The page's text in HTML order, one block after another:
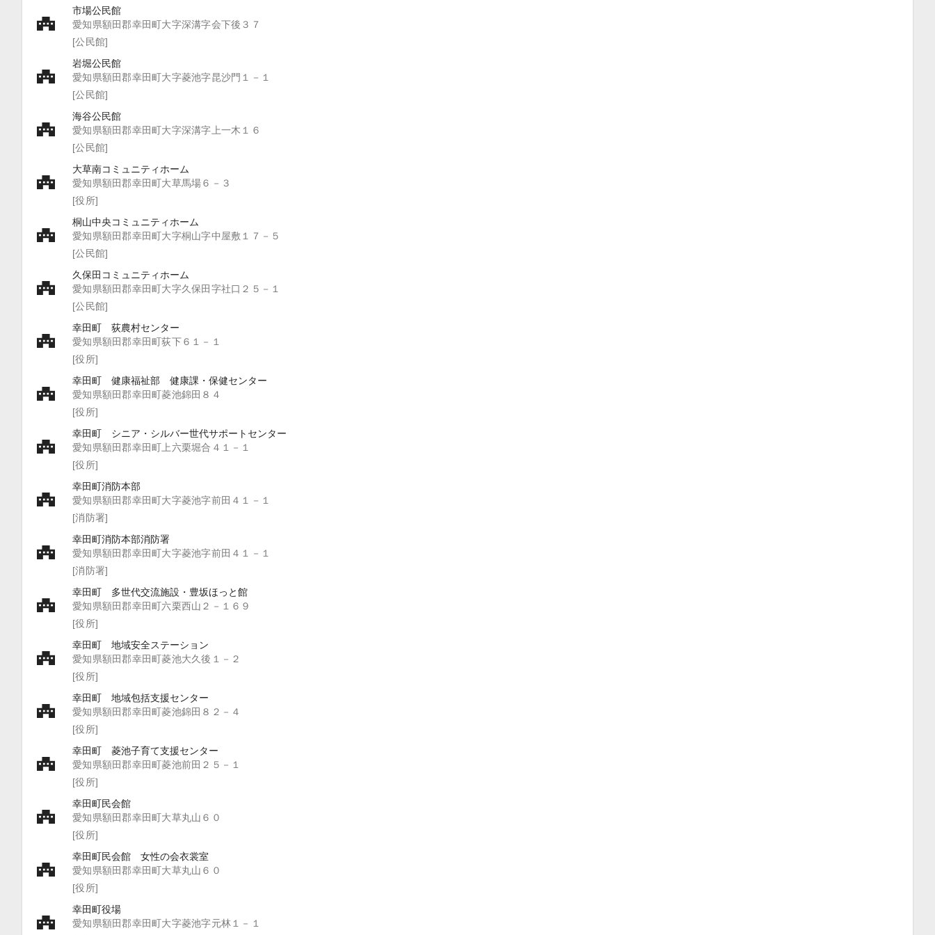
市場公民館
愛知県額田郡幸田町大字深溝字会下後３７
[公民館]
岩堀公民館
愛知県額田郡幸田町大字菱池字昆沙門１－１
[公民館]
海谷公民館
愛知県額田郡幸田町大字深溝字上一木１６
[公民館]
大草南コミュニティホーム
愛知県額田郡幸田町大草馬場６－３
[役所]
桐山中央コミュニティホーム
愛知県額田郡幸田町大字桐山字中屋敷１７－５
[公民館]
久保田コミュニティホーム
愛知県額田郡幸田町大字久保田字社口２５－１
[公民館]
幸田町 荻農村センター
愛知県額田郡幸田町荻下６１－１
[役所]
幸田町 健康福祉部 健康課・保健センター
愛知県額田郡幸田町菱池錦田８４
[役所]
幸田町 シニア・シルバー世代サポートセンター
愛知県額田郡幸田町上六栗堀合４１－１
[役所]
幸田町消防本部
愛知県額田郡幸田町大字菱池字前田４１－１
[消防署]
幸田町消防本部消防署
愛知県額田郡幸田町大字菱池字前田４１－１
[消防署]
幸田町 多世代交流施設・豊坂ほっと館
愛知県額田郡幸田町六栗西山２－１６９
[役所]
幸田町 地域安全ステーション
愛知県額田郡幸田町菱池大久後１－２
[役所]
幸田町 地域包括支援センター
愛知県額田郡幸田町菱池錦田８２－４
[役所]
幸田町 菱池子育て支援センター
愛知県額田郡幸田町菱池前田２５－１
[役所]
幸田町民会館
愛知県額田郡幸田町大草丸山６０
[役所]
幸田町民会館 女性の会衣裳室
愛知県額田郡幸田町大草丸山６０
[役所]
幸田町役場
愛知県額田郡幸田町大字菱池字元林１－１